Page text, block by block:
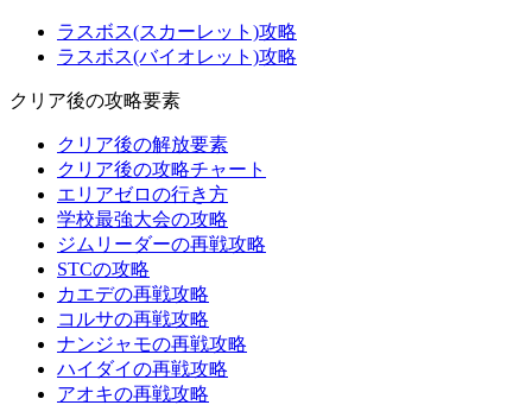
ラスボス(スカーレット)攻略
ラスボス(バイオレット)攻略
クリア後の攻略要素
クリア後の解放要素
クリア後の攻略チャート
エリアゼロの行き方
学校最強大会の攻略
ジムリーダーの再戦攻略
STCの攻略
カエデの再戦攻略
コルサの再戦攻略
ナンジャモの再戦攻略
ハイダイの再戦攻略
アオキの再戦攻略